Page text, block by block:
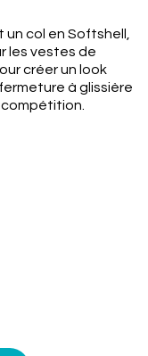
col en Softshell,
les vestes de
créer un look
à glissière